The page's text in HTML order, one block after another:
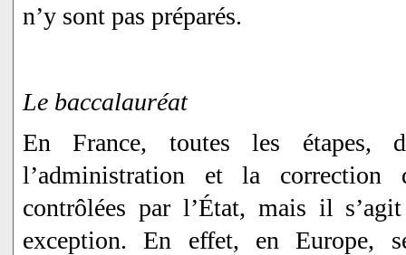
n’y sont pas préparés.
Le baccalauréat
En France, toutes les étapes,
l’administration et la correction
contrôlées par l’État, mais il
exception. En effet, en Europe,